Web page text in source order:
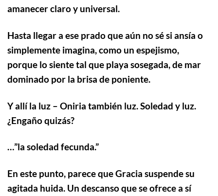
amanecer claro y universal.
Hasta llegar a ese prado que aún no sé si ansía o
simplemente imagina, como un espejismo,
porque lo siente tal que playa sosegada, de mar
dominado por la brisa de poniente.
Y allí la luz – Oniria también luz. Soledad y luz.
¿Engaño quizás?
…”la soledad fecunda.”
En este punto, parece que Gracia suspende su
agitada huida. Un descanso que se ofrece a sí